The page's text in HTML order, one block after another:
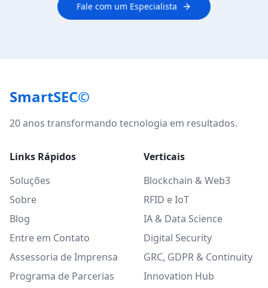
Fale com um Especialista
SmartSEC©
20 anos transformando tecnologia em resultados.
Links Rápidos
Soluções
Sobre
Blog
Entre em Contato
Assessoria de Imprensa
Programa de Parcerias
Verticais
Blockchain & Web3
RFID e IoT
IA & Data Science
Digital Security
GRC, GDPR & Continuity
Innovation Hub